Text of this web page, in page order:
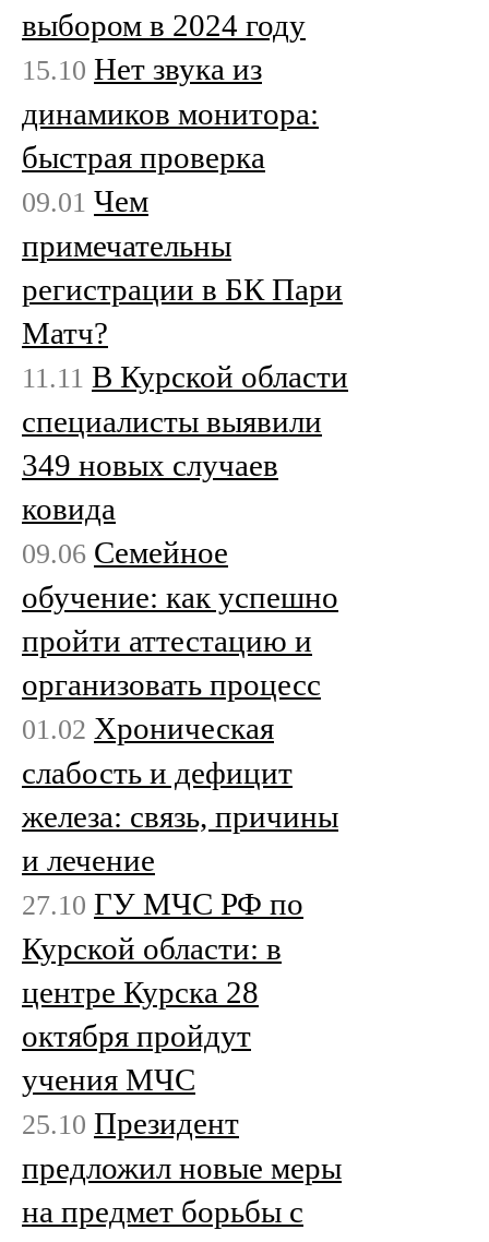
выбором в 2024 году
15.10 Нет звука из
динамиков монитора:
быстрая проверка
09.01 Чем
примечательны
регистрации в БК Пари
Матч?
11.11 В Курской области
специалисты выявили
349 новых случаев
ковида
09.06 Семейное
обучение: как успешно
пройти аттестацию и
организовать процесс
01.02 Хроническая
слабость и дефицит
железа: связь, причины
и лечение
27.10 ГУ МЧС РФ по
Курской области: в
центре Курска 28
октября пройдут
учения МЧС
25.10 Президент
предложил новые меры
на предмет борьбы с